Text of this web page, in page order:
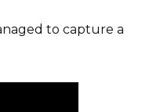
to capture a